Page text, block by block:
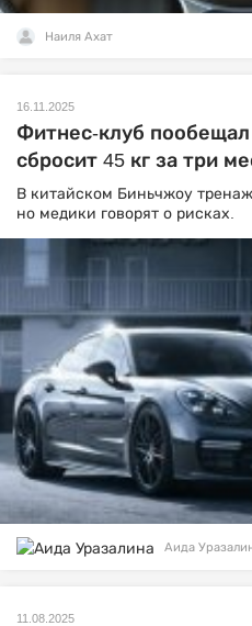
Наиля Ахат
16.11.2025
Фитнес-клуб пообещал
сбросит 45 кг за три
В китайском Биньчжоу
но медики говорят о рисках.
Аида
11.08.2025